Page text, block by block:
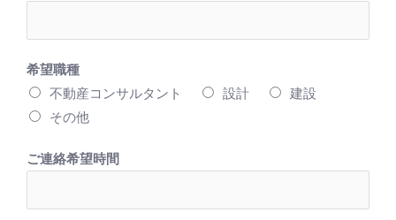
希望職種
不動産コンサルタント
設計
建設
その他
ご連絡希望時間